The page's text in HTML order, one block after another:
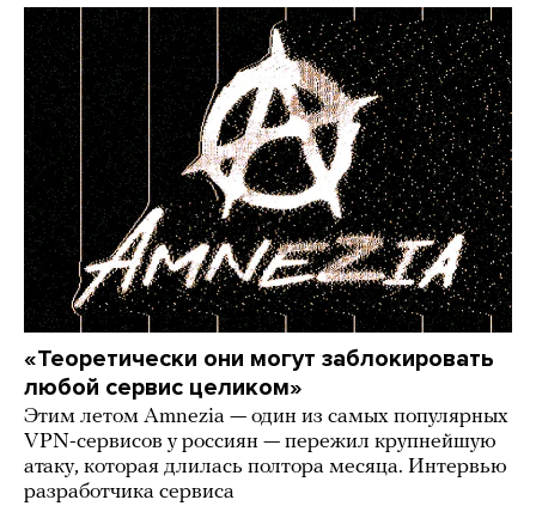
«Теоретически они могут заблокировать
любой сервис целиком»
Этим летом Amnezia — один из самых популярных
VPN-сервисов у россиян — пережил крупнейшую
атаку, которая длилась полтора месяца. Интервью
разработчика сервиса